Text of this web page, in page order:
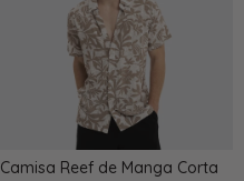
Camisa Reef de Manga Corta